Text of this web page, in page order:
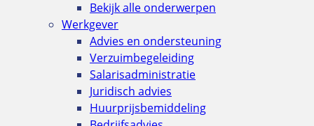
Bekijk alle onderwerpen
Werkgever
Advies en ondersteuning
Verzuimbegeleiding
Salarisadministratie
Juridisch advies
Huurprijsbemiddeling